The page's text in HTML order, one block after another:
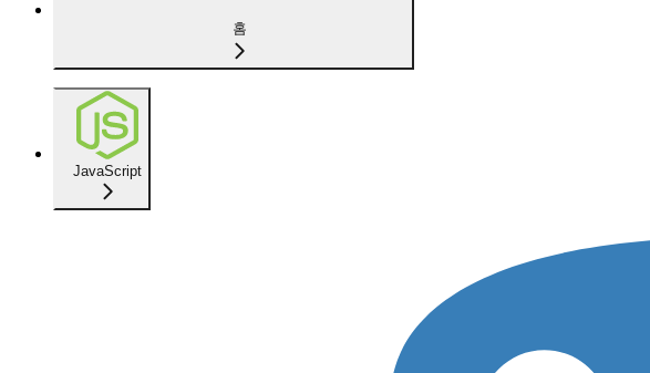
홈
JavaScript